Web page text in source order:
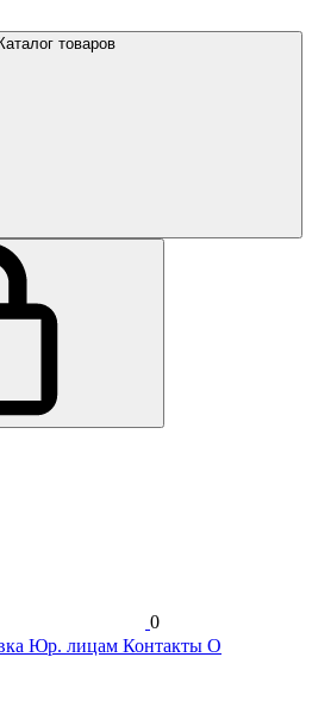
Каталог товаров
0
Юр. лицам Контакты О